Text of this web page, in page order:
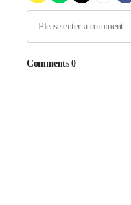
48분 전 >외신들도 주목
48분 전 >11시간 압수수
후임
-26183초 전 >
[속보] 미
[속보]이
이란, "오